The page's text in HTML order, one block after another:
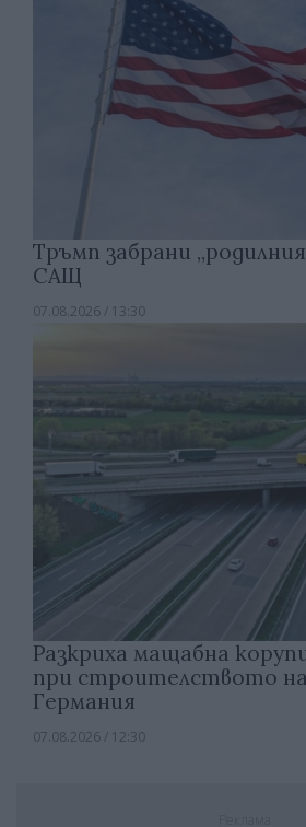
Тръмп забрани
САЩ
07.08.2026 / 13:30
Разкриха мащабна
при строителството
Германия
07.08.2026 / 12:30